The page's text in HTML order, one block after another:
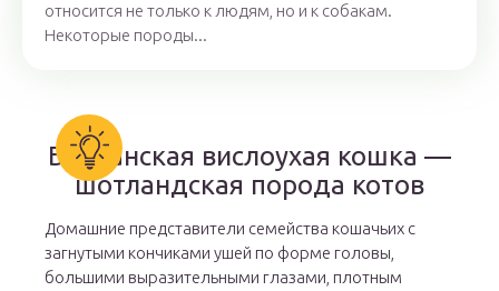
относится не только к людям, но и к собакам.
Некоторые породы...
Британская вислоухая кошка —
шотландская порода котов
Домашние представители семейства кошачьих с
загнутыми кончиками ушей по форме головы,
большими выразительными глазами, плотным